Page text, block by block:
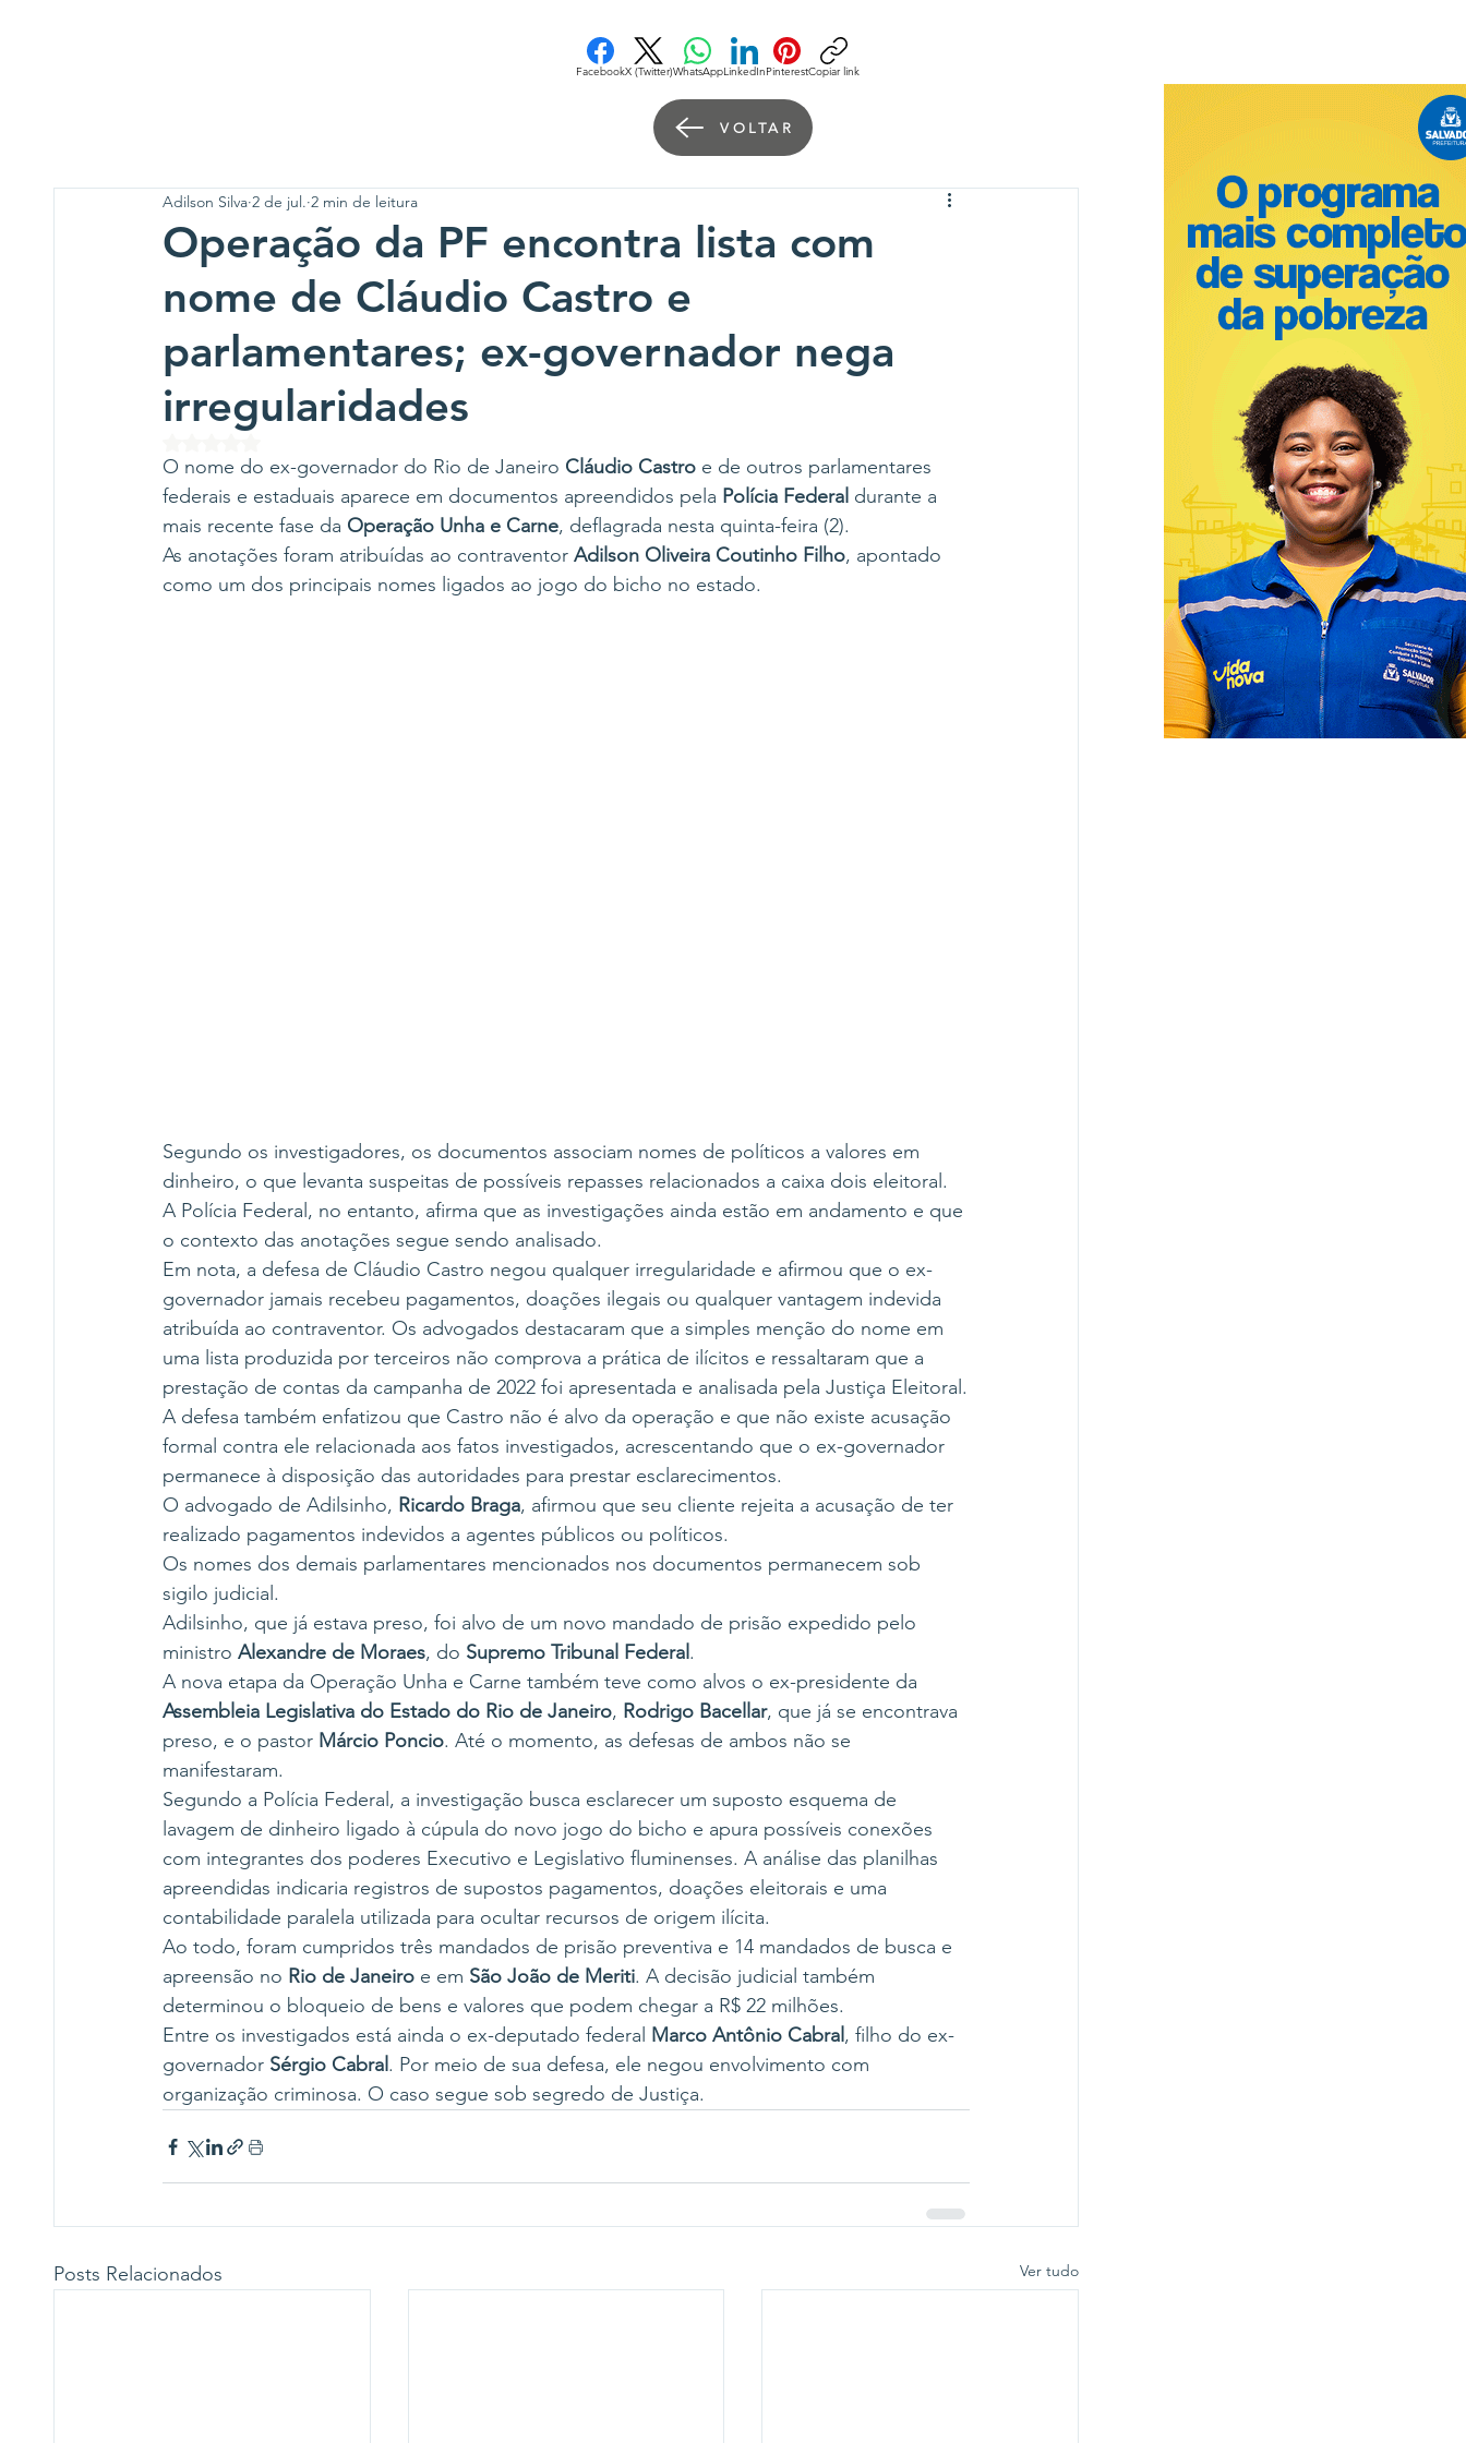
FacebookX (Twitter)WhatsAppLinkedInPinterestCopiar link
Operação da PF encontra lista com
nome de Cláudio Castro e
parlamentares; ex-governador nega
irregularidades
Adilson Silva 2 de jul. 2 min de leitura
O nome do ex-governador do Rio de Janeiro Cláudio Castro e de outros parlamentares
federais e estaduais aparece em documentos apreendidos pela Polícia Federal durante a
mais recente fase da Operação Unha e Carne, deflagrada nesta quinta-feira (2).
As anotações foram atribuídas ao contraventor Adilson Oliveira Coutinho Filho, apontado
como um dos principais nomes ligados ao jogo do bicho no estado.
Segundo os investigadores, os documentos associam nomes de políticos a valores em
dinheiro, o que levanta suspeitas de possíveis repasses relacionados a caixa dois eleitoral.
A Polícia Federal, no entanto, afirma que as investigações ainda estão em andamento e que
o contexto das anotações segue sendo analisado.
Em nota, a defesa de Cláudio Castro negou qualquer irregularidade e afirmou que o ex-
governador jamais recebeu pagamentos, doações ilegais ou qualquer vantagem indevida
atribuída ao contraventor. Os advogados destacaram que a simples menção do nome em
uma lista produzida por terceiros não comprova a prática de ilícitos e ressaltaram que a
prestação de contas da campanha de 2022 foi apresentada e analisada pela Justiça Eleitoral.
A defesa também enfatizou que Castro não é alvo da operação e que não existe acusação
formal contra ele relacionada aos fatos investigados, acrescentando que o ex-governador
permanece à disposição das autoridades para prestar esclarecimentos.
O advogado de Adilsinho, Ricardo Braga, afirmou que seu cliente rejeita a acusação de ter
realizado pagamentos indevidos a agentes públicos ou políticos.
Os nomes dos demais parlamentares mencionados nos documentos permanecem sob
sigilo judicial.
Adilsinho, que já estava preso, foi alvo de um novo mandado de prisão expedido pelo
ministro Alexandre de Moraes, do Supremo Tribunal Federal .
A nova etapa da Operação Unha e Carne também teve como alvos o ex-presidente da
Assembleia Legislativa do Estado do Rio de Janeiro, Rodrigo Bacellar, que já se encontrava
preso, e o pastor Márcio Poncio. Até o momento, as defesas de ambos não se
manifestaram.
Segundo a Polícia Federal, a investigação busca esclarecer um suposto esquema de
lavagem de dinheiro ligado à cúpula do novo jogo do bicho e apura possíveis conexões
com integrantes dos poderes Executivo e Legislativo fluminenses. A análise das planilhas
apreendidas indicaria registros de supostos pagamentos, doações eleitorais e uma
contabilidade paralela utilizada para ocultar recursos de origem ilícita.
Ao todo, foram cumpridos três mandados de prisão preventiva e 14 mandados de busca e
apreensão no Rio de Janeiro e em São João de Meriti. A decisão judicial também
determinou o bloqueio de bens e valores que podem chegar a R$ 22 milhões.
Entre os investigados está ainda o ex-deputado federal Marco Antônio Cabral , filho do ex-
governador Sérgio Cabral . Por meio de sua defesa, ele negou envolvimento com
organização criminosa. O caso segue sob segredo de Justiça.
Posts Relacionados Ver tudo
VOLTAR